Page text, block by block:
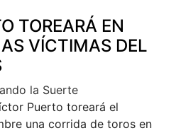
TOREARÁ EN
VÍCTIMAS DEL
la Suerte
Puerto toreará el
una corrida de toros en